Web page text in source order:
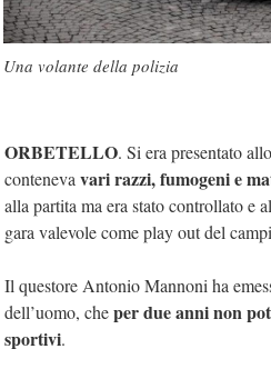
Una volante della polizia
ORBETELLO. Si era presentato
contenevavari razzi, fumogeni e
alla partita ma era stato controllato e
gara valevole come play out del
Il questore Antonio Mannoni ha
dell’uomo, cheper due anni non
sportivi.